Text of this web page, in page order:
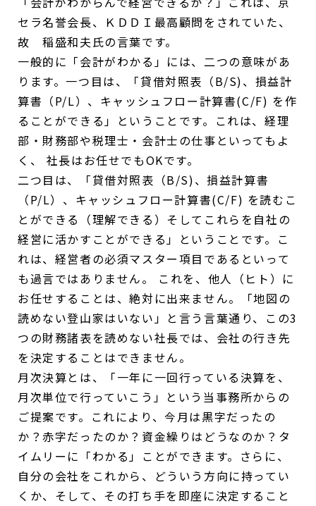
セラ名誉会長、ＫＤＤＩ最高顧問をされていた、
故 稲盛和夫氏の言葉です。
一般的に「会計がわかる」には、二つの意味があ
ります。一つ目は、「貸借対照表（B/S)、損益計
算書（P/L）、キャッシュフロー計算書(C/F) を作
ることができる」ということです。これは、経理
部・財務部や税理士・会計士の仕事といってもよ
く、 社長はお任せでもOKです。
二つ目は、「貸借対照表（B/S)、損益計算書
（P/L）、キャッシュフロー計算書(C/F) を読むこ
とができる（理解できる）そしてこれらを自社の
経営に活かすことができる」ということです。こ
れは、経営者の必須マスター項目であるといって
も過言ではありません。 これを、他人（ヒト）に
お任せすることは、絶対に出来ません。「地図の
読めない登山家はいない」と言う言葉通り、この3
つの財務諸表を読めない社長では、会社の行き先
を決定することはできません。
月次決算とは、「一年に一回行っている決算を、
月次単位で行っていこう」という当事務所からの
ご提案です。これにより、今月は黒字だったの
か？赤字だったのか？資金繰りはどうなのか？タ
イムリーに「わかる」ことができます。さらに、
自分の会社をこれから、どういう方向に持ってい
くか、そして、その打ち手を即座に決定すること